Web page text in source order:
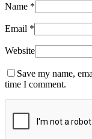
Name *
Email *
Website
Save my name,
time I comment.